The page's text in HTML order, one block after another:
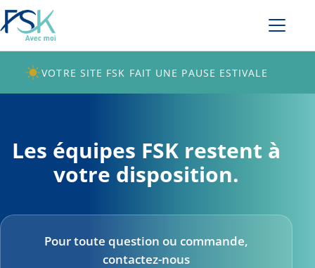
VOTRE SITE FSK FAIT UNE PAUSE ESTIVALE
Les équipes FSK restent à
votre disposition.
Pour toute question ou commande,
contactez-nous